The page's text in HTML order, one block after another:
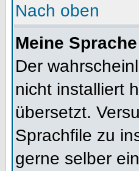
Nach oben
Meine
Der
nicht installiert
übersetzt.
Sprachfile zu
gerne selber